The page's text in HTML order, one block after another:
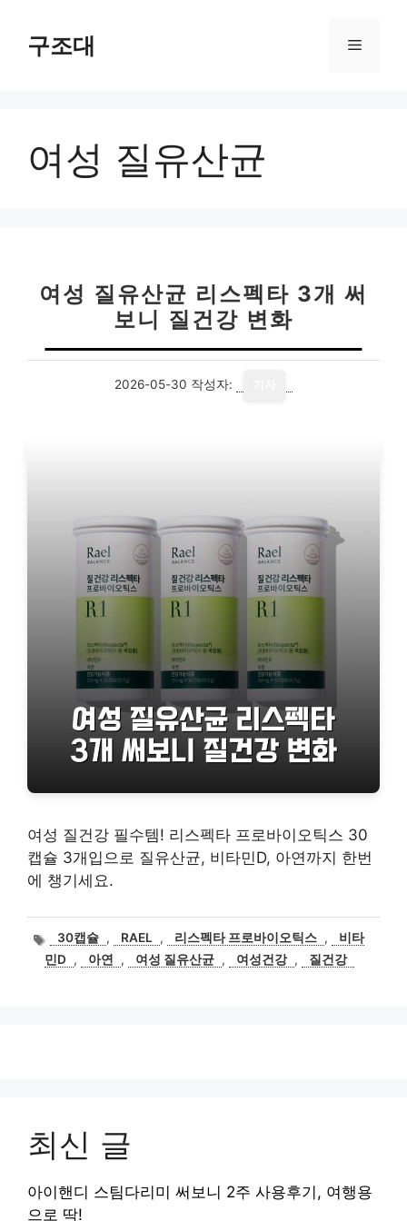
구조대 메
여성 질유산균
여성 질유산균 리스펙타 3개 써
보니 질건강 변화
2026-05-30 작성자:
여성 질건강 필수템! 리스펙타 프로바이오틱스 30
캡슐 3개입으로 질유산균, 비타민D, 아연까지 한번
에 챙기세요.
태
그
30캡슐 , RAEL , 리스펙타 프로바이오틱스 ,
비타
민D
, 아연 , 여성 질유산균 , 여성건강 , 질건강
최신 글
아이핸디 스팀다리미 써보니 2주 사용후기, 여행용
으로 딱!